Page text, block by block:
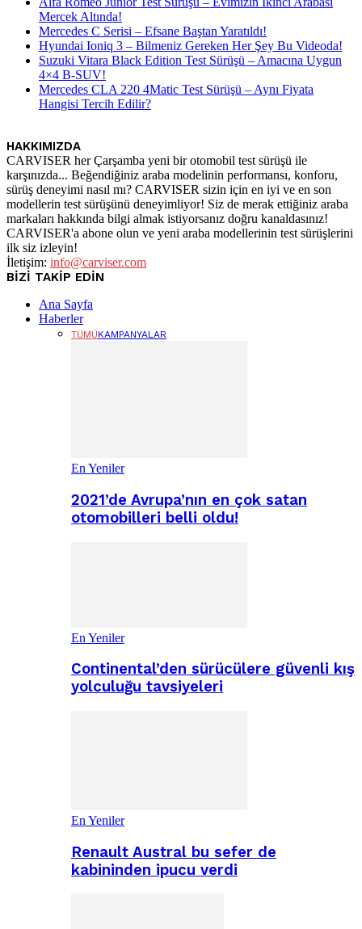
Mercek Altında!
Mercedes C Serisi – Efsane Baştan Yaratıldı!
Hyundai Ioniq 3 – Bilmeniz Gereken Her Şey Bu Videoda!
Suzuki Vitara Black Edition Test Sürüşü – Amacına Uygun
4×4 B-SUV!
Mercedes CLA 220 4Matic Test Sürüşü – Aynı Fiyata
Hangisi Tercih Edilir?
HAKKIMIZDA
CARVISER her Çarşamba yeni bir otomobil test sürüşü ile
karşınızda... Beğendiğiniz araba modelinin performansı, konforu,
sürüş deneyimi nasıl mı? CARVISER sizin için en iyi ve en son
modellerin test sürüşünü deneyimliyor! Siz de merak ettiğiniz araba
markaları hakkında bilgi almak istiyorsanız doğru kanaldasınız!
CARVISER'a abone olun ve yeni araba modellerinin test sürüşlerini
ilk siz izleyin!
İletişim: info@carviser.com
BİZİ TAKİP EDİN
Ana Sayfa
Haberler
TÜMÜKAMPANYALAR
En Yeniler
2021’de Avrupa’nın en çok satan
otomobilleri belli oldu!
En Yeniler
Continental’den sürücülere güvenli kış
yolculuğu tavsiyeleri
En Yeniler
Renault Austral bu sefer de
kabininden ipucu verdi